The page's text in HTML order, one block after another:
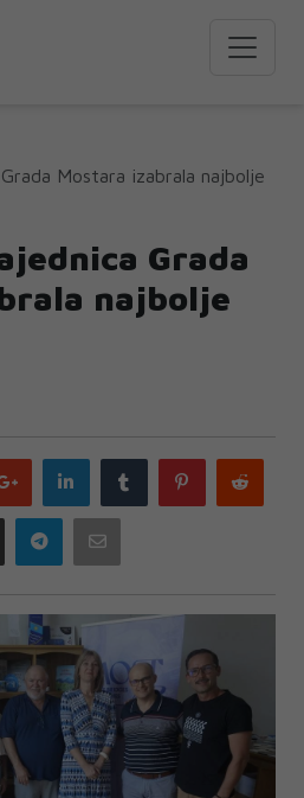
Mostara izabrala najbolje
Grada
najbolje
Google
plus
LinkedIn Tumblr Pinterest
Print Telegram